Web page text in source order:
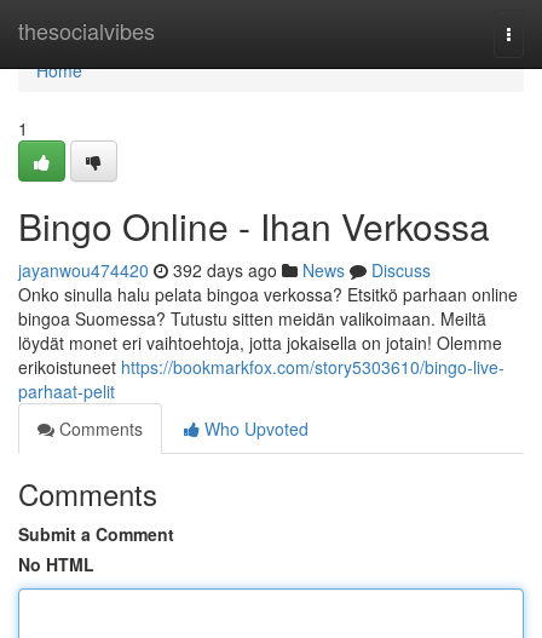
thesocialvibes
Home
Home
1
Bingo Online - Ihan Verkossa
jayanwou474420 392 days ago News
Discuss
Onko sinulla halu pelata bingoa verkossa? Etsitkö parhaan online
bingoa Suomessa? Tutustu sitten meidän valikoimaan. Meiltä
löydät monet eri vaihtoehtoja, jotta jokaisella on jotain! Olemme
erikoistuneet https://bookmarkfox.com/story5303610/bingo-live-
parhaat-pelit
Comments
Who Upvoted
Comments
Submit a Comment
No HTML